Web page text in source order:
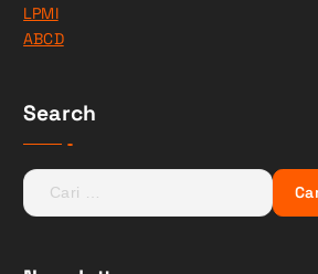
LPMI
ABCD
Search
C
a